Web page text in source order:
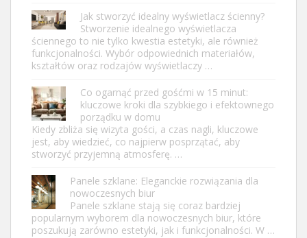
Jak stworzyć idealny wyświetlacz ścienny?
Stworzenie idealnego wyświetlacza
ściennego to nie tylko kwestia estetyki, ale również
funkcjonalności. Wybór odpowiednich materiałów,
kształtów oraz rodzajów wyświetlaczy …
Co ogarnąć przed gośćmi w 15 minut:
kluczowe kroki dla szybkiego i efektownego
porządku w domu
Kiedy zbliża się wizyta gości, a czas nagli, kluczowe
jest, aby wiedzieć, co najpierw posprzątać, aby
stworzyć przyjemną atmosferę. …
Panele szklane: Eleganckie rozwiązania dla
nowoczesnych biur
Panele szklane stają się coraz bardziej
popularnym wyborem dla nowoczesnych biur, które
poszukują zarówno estetyki, jak i funkcjonalności. W …